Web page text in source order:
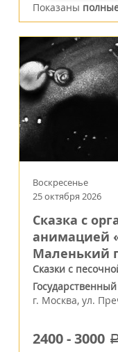
Показаны
Воскресенье
25 октября 2026
Сказка с
анимацией
Маленький
Сказки с
г. Москва, ул.
2400-3000